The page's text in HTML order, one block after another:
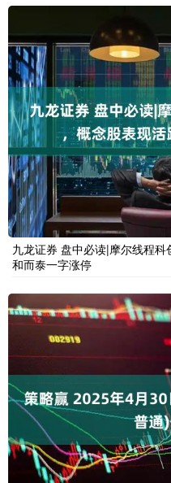
九龙证券 盘中必读|摩尔线程科
和而泰一字涨停